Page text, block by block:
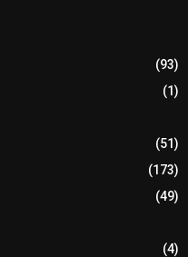
(93)
(1)
(51)
(173)
(49)
(4)